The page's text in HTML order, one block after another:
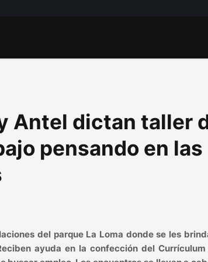
Antel dictan taller
pensando en las
del parque La Loma donde se les
ayuda en la confección del